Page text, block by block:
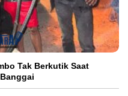
Tak Berkutik Saat